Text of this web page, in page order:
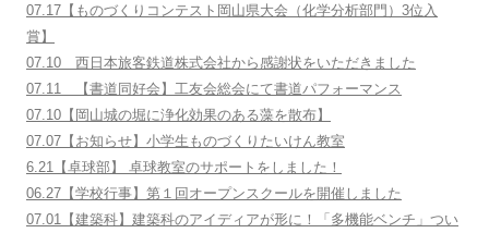
07.17【ものづくりコンテスト岡山県大会（化学分析部門）3位入
賞】
07.10 西日本旅客鉄道株式会社から感謝状をいただきました
07.11 【書道同好会】工友会総会にて書道パフォーマンス
07.10【岡山城の堀に浄化効果のある藻を散布】
07.07【お知らせ】小学生ものづくりたいけん教室
6.21【卓球部】 卓球教室のサポートをしました！
06.27【学校行事】第１回オープンスクールを開催しました
07.01【建築科】建築科のアイディアが形に！「多機能ベンチ」つい